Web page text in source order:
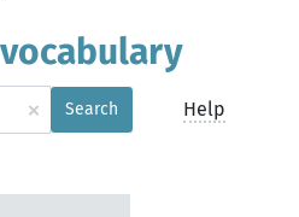
× Search Help